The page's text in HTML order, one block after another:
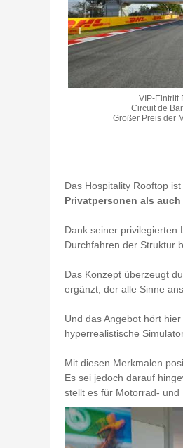
VIP-Eintritt
Circuit de
Großer Preis der
Das Hospitality Rooftop
Privatpersonen als
Dank seiner privilegierten
Durchfahren der Struktur
Das Konzept überzeugt
ergänzt, der alle Sinne
Und das Angebot hört
hyperrealistische
Mit diesen Merkmalen
Es sei jedoch darauf
stellt es für Motorrad- und